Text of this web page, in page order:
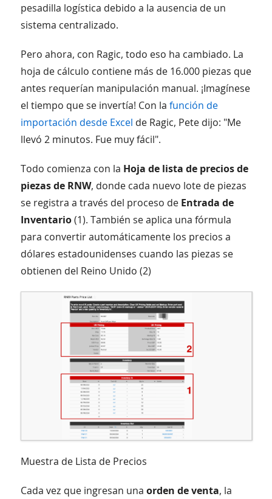
pesadilla logística debido a la ausencia de un
sistema centralizado.
Pero ahora, con Ragic, todo eso ha cambiado. La
hoja de cálculo contiene más de 16.000 piezas que
antes requerían manipulación manual. ¡Imagínese
el tiempo que se invertía! Con la función de
importación desde Excel de Ragic, Pete dijo: "Me
llevó 2 minutos. Fue muy fácil".
Todo comienza con la Hoja de lista de precios de
piezas de RNW, donde cada nuevo lote de piezas
se registra a través del proceso de Entrada de
Inventario(1). También se aplica una fórmula
para convertir automáticamente los precios a
dólares estadounidenses cuando las piezas se
obtienen del Reino Unido (2)
Muestra de Lista de Precios
Cada vez que ingresan una orden de venta, la